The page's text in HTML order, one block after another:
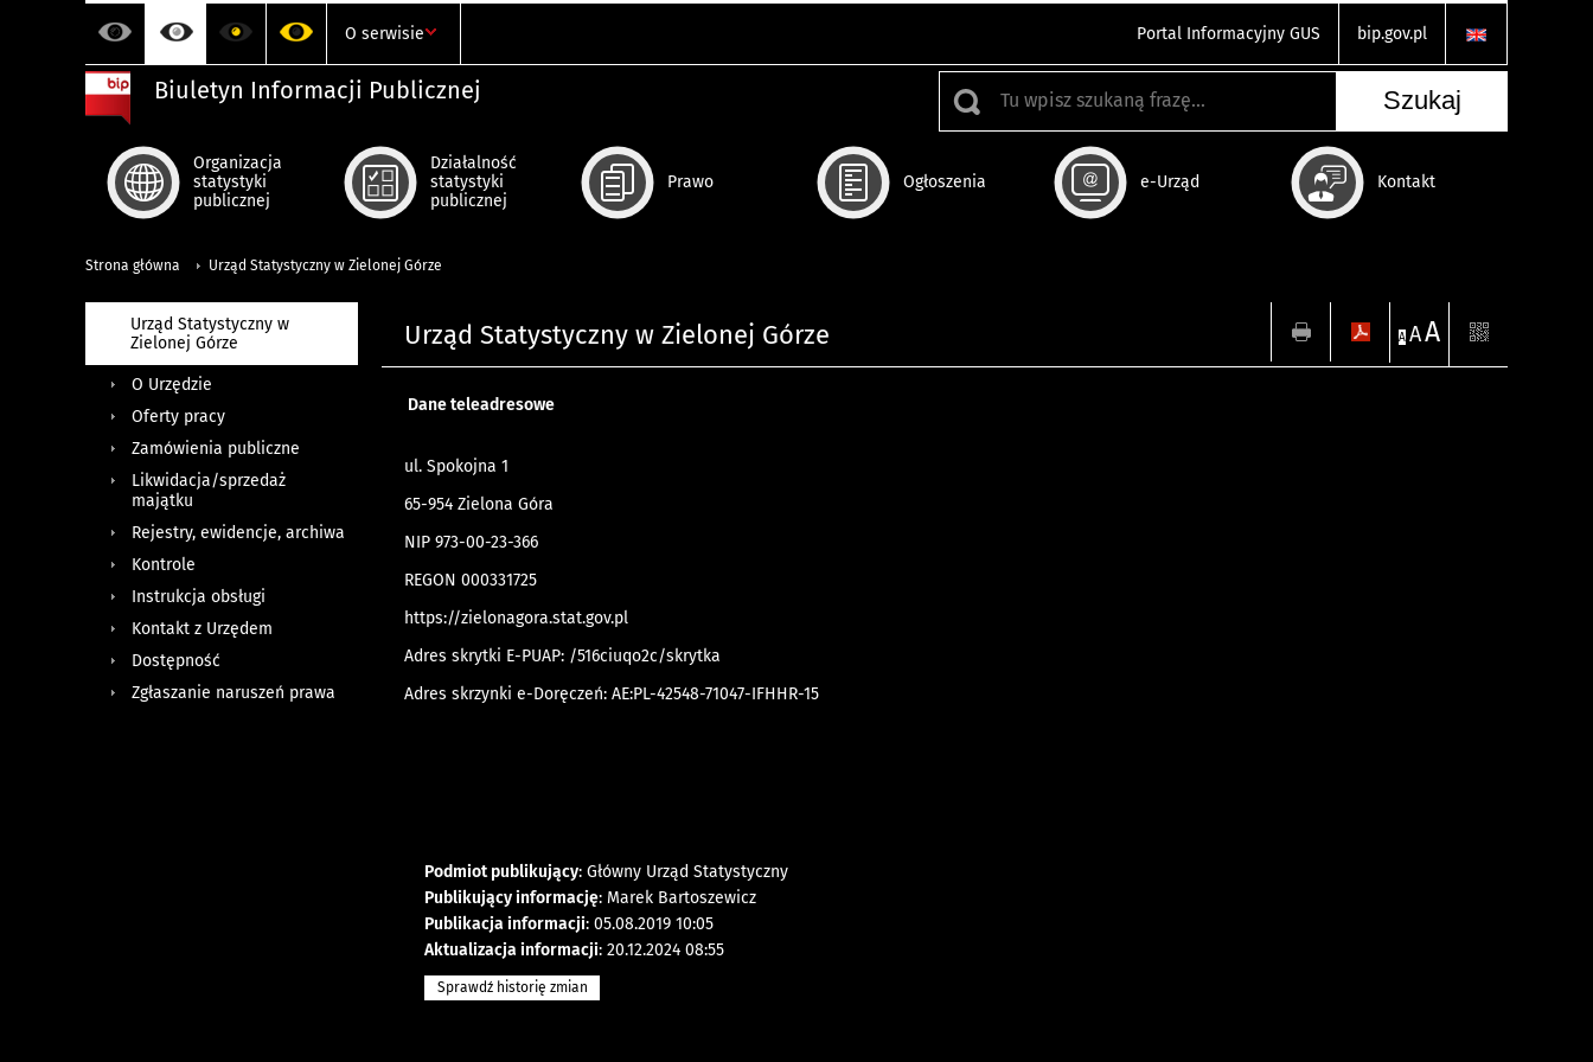
Portal Informacyjny GUS bip.gov.pl
O serwisie
Biuletyn Informacji Publicznej
Organizacja
statystyki
publicznej
Działalność
statystyki
publicznej
Prawo Ogłoszenia e-Urząd Kontakt
Strona główna Urząd Statystyczny w Zielonej Górze
Urząd Statystyczny w Zielonej Górze A AA
Dane teleadresowe
ul. Spokojna 1
65-954 Zielona Góra
NIP 973-00-23-366
REGON 000331725
https://zielonagora.stat.gov.pl
Adres skrytki E-PUAP: /516ciuqo2c/skrytka
Adres skrzynki e-Doręczeń: AE:PL-42548-71047-IFHHR-15
Podmiot publikujący: Główny Urząd Statystyczny
Publikujący informację: Marek Bartoszewicz
Publikacja informacji: 05.08.2019 10:05
Aktualizacja informacji: 20.12.2024 08:55
Sprawdź historię zmian
Urząd Statystyczny w
Zielonej Górze
O Urzędzie
Oferty pracy
Zamówienia publiczne
Likwidacja/sprzedaż
majątku
Rejestry, ewidencje, archiwa
Kontrole
Instrukcja obsługi
Kontakt z Urzędem
Dostępność
Zgłaszanie naruszeń prawa